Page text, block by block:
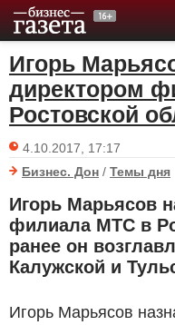
Игорь
директором
Ростовской
4.10.2017, 17:17
Бизнес. Дон / Темы дня
Игорь Марьясов
филиала МТС в
ранее он
Калужской и
Игорь Марьясов